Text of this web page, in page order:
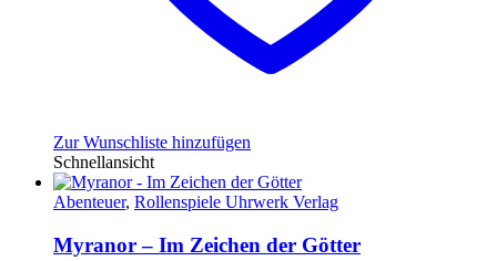
Zur Wunschliste hinzufügen
Schnellansicht
Abenteuer, Rollenspiele Uhrwerk Verlag
Myranor – Im Zeichen der Götter